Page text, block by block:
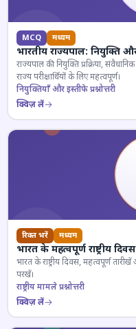
MCQ मध्यम
भारतीय राज्यपाल: नियुक्ति
राज्यपाल की नियुक्ति प्रक्रिया,
राज्य परीक्षार्थियों के लिए महत्वपूर्ण।
नियुक्तियाँ और इस्तीफे प्रश्नोत्तरी
क्विज़ लें
रिक्त भरें मध्यम
भारत के महत्वपूर्ण राष्ट्रीय
भारत के राष्ट्रीय दिवस, महत्वपूर्ण
परखें।
राष्ट्रीय मामले प्रश्नोत्तरी
क्विज़ लें